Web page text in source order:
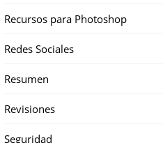
Recursos para Photoshop
Redes Sociales
Resumen
Revisiones
Seguridad